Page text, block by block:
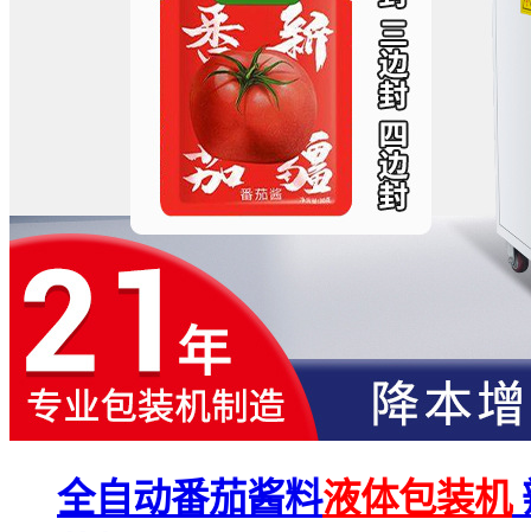
全自动番茄酱料液体包装机